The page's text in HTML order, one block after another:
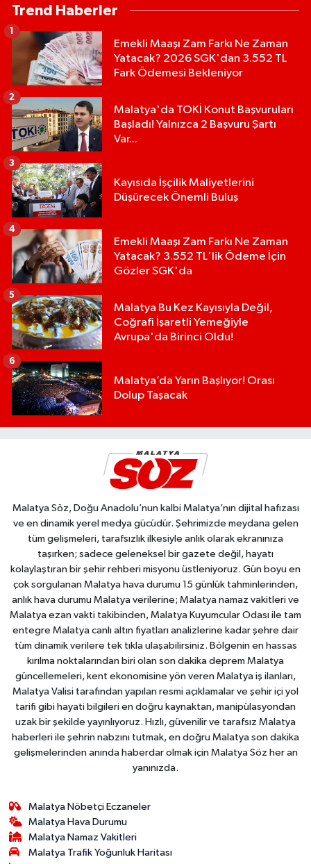
Trend Haberler
Emekli Maaşı Zam Farkı Ne Zaman
Yatacak? 2026 SGK'dan 3.552 TL
Fark Ödemesi Bekleniyor
1
Malatya'da TOKİ Konut Başvuruları
Başladı! Yalnızca 2 Başvuru Şartı
Var...
2
Kayısıda İşçilik Maliyetlerini
Düşürecek Önemli Buluş
3
Emekli Maaşı Zam Farkı Ne Zaman
Yatacak? 3.552 TL'lik Ödeme İçin
Gözler SGK'da
4
Malatya Bu Kez Kayısıyla Değil,
Coğrafi İşaretli Yemeğiyle
Avrupa'da Birinci Oldu!
5
Malatya’da Yarın Başlıyor! Orası
Dolup Taşacak
6
Malatya Söz, Doğu Anadolu’nun kalbi Malatya’nın dijital hafızası
ve en dinamik yerel medya gücüdür. Şehrimizde meydana gelen
tüm gelişmeleri, tarafsızlık ilkesiyle anlık olarak ekranınıza
taşırken; sadece geleneksel bir gazete değil, hayatı
kolaylaştıran bir şehir rehberi misyonu üstleniyoruz. Gün boyu en
çok sorgulanan Malatya hava durumu 15 günlük tahminlerinden,
anlık hava durumu Malatya verilerine; Malatya namaz vakitleri ve
Malatya ezan vakti takibinden, Malatya Kuyumcular Odası ile tam
entegre Malatya canlı altın fiyatları analizlerine kadar şehre dair
tüm dinamik verilere tek tıkla ulaşabilirsiniz. Bölgenin en hassas
kırılma noktalarından biri olan son dakika deprem Malatya
güncellemeleri, kent ekonomisine yön veren Malatya iş ilanları,
Malatya Valisi tarafından yapılan resmi açıklamalar ve şehir içi yol
tarifi gibi hayati bilgileri en doğru kaynaktan, manipülasyondan
uzak bir şekilde yayınlıyoruz. Hızlı, güvenilir ve tarafsız Malatya
haberleri ile şehrin nabzını tutmak, en doğru Malatya son dakika
gelişmelerinden anında haberdar olmak için Malatya Söz her an
yanınızda.
Malatya Nöbetçi Eczaneler
Malatya Hava Durumu
Malatya Namaz Vakitleri
Malatya Trafik Yoğunluk Haritası